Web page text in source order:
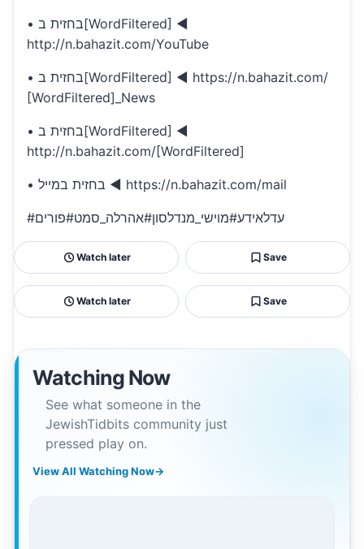
• בחזית ב[WordFiltered] ◄
http://n.bahazit.com/YouTube
• בחזית ב[WordFiltered] ◄ https://n.bahazit.com/
[WordFiltered]_News
• בחזית ב[WordFiltered] ◄
http://n.bahazit.com/[WordFiltered]
• בחזית במייל ◄ https://n.bahazit.com/mail
#עדלאידע#מוישי_מנדלסון#אהרלה_סמט#פורים
Watch later Save
Watch later Save
Watching Now
See what someone in the
JewishTidbits community just
pressed play on.
View All Watching Now→